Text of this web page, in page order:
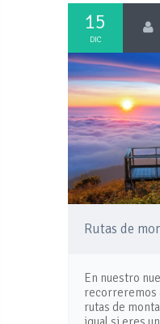
15
DIC
Rutas de
En nuestro
recorreremos
rutas de